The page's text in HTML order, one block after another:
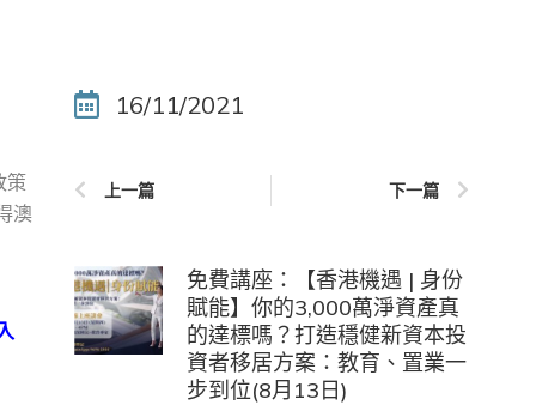
策
澳
16/11/2021
上一篇 下一篇
免費講座：【香港機遇 | 身份
賦能】你的3,000萬淨資產真
的達標嗎？打造穩健新資本投
資者移居方案：教育、置業一
步到位(8月13日)